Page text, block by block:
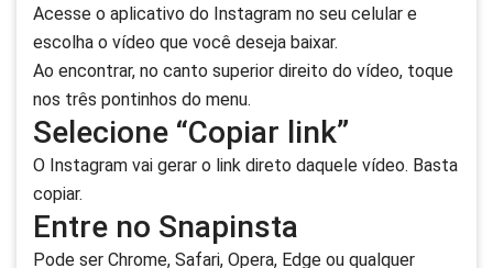
Acesse o aplicativo do Instagram no seu celular e
escolha o vídeo que você deseja baixar.
Ao encontrar, no canto superior direito do vídeo, toque
nos três pontinhos do menu.
Selecione “Copiar link”
O Instagram vai gerar o link direto daquele vídeo. Basta
copiar.
Entre no Snapinsta
Pode ser Chrome, Safari, Opera, Edge ou qualquer